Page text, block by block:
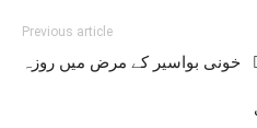
Previous article
خونی بواسیر کے مرض میں روزہ